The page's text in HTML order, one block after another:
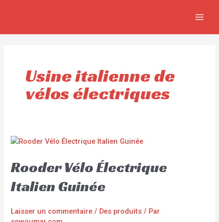
Usine italienne de
vélos électriques
Rooder Vélo Électrique
Italien Guinée
Laisser un commentaire / Des produits / Par